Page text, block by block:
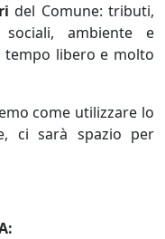
del Comune: tributi,
sociali, ambiente e
libero e molto
come utilizzare lo
ci sarà spazio per